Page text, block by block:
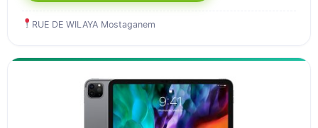
RUE DE WILAYA Mostaganem